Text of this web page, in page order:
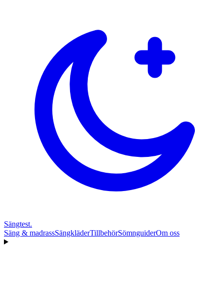
Sängtest.
Säng & madrassSängkläderTillbehörSömnguiderOm oss